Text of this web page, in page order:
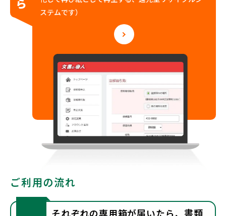
ステムです）
ご利用の流れ
それぞれの専用箱が届いたら、書類